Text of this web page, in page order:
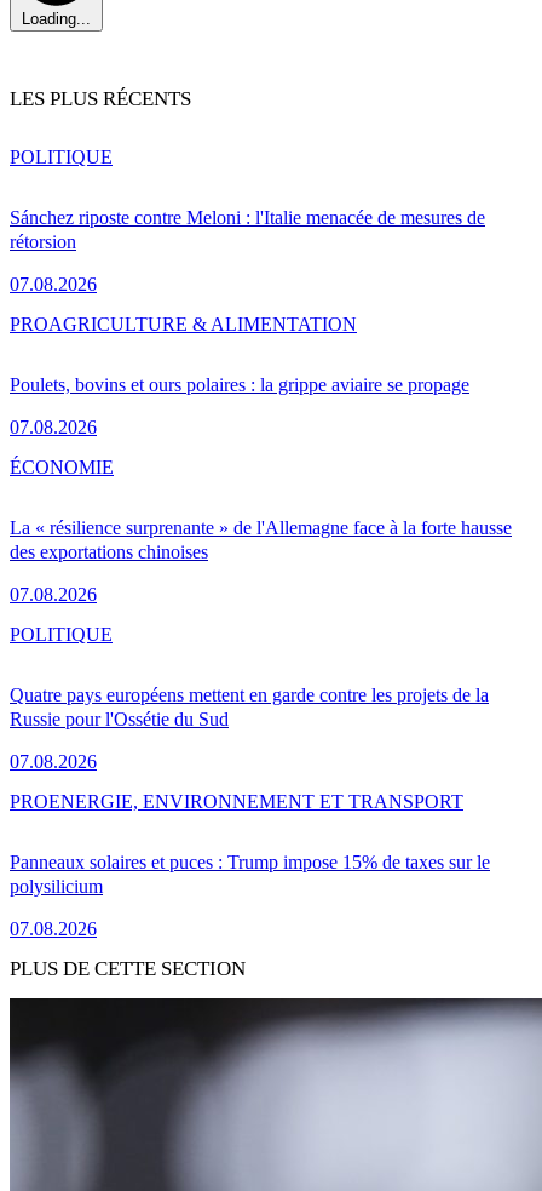
Loading...
LES PLUS RÉCENTS
Sánchez riposte contre Meloni : l'Italie menacée de mesures de
rétorsion
07.08.2026
POLITIQUE
Poulets, bovins et ours polaires : la grippe aviaire se propage
07.08.2026
PROAGRICULTURE & ALIMENTATION
La « résilience surprenante » de l'Allemagne face à la forte hausse
des exportations chinoises
07.08.2026
ÉCONOMIE
Quatre pays européens mettent en garde contre les projets de la
Russie pour l'Ossétie du Sud
07.08.2026
POLITIQUE
Panneaux solaires et puces : Trump impose 15% de taxes sur le
polysilicium
07.08.2026
PROENERGIE, ENVIRONNEMENT ET TRANSPORT
PLUS DE CETTE SECTION